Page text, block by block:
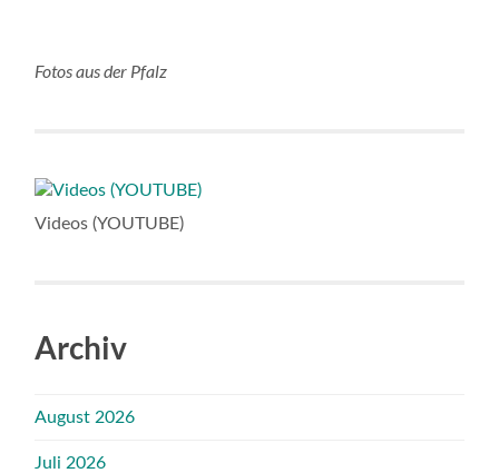
Fotos aus der Pfalz
Videos (YOUTUBE)
Archiv
August 2026
Juli 2026